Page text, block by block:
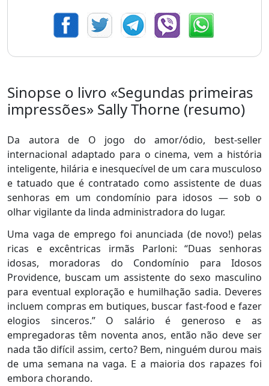
Sinopse o livro «Segundas primeiras
impressões» Sally Thorne (resumo)
Da autora de O jogo do amor/ódio, best-seller
internacional adaptado para o cinema, vem a história
inteligente, hilária e inesquecível de um cara musculoso
e tatuado que é contratado como assistente de duas
senhoras em um condomínio para idosos ― sob o
olhar vigilante da linda administradora do lugar.
Uma vaga de emprego foi anunciada (de novo!) pelas
ricas e excêntricas irmãs Parloni: “Duas senhoras
idosas, moradoras do Condomínio para Idosos
Providence, buscam um assistente do sexo masculino
para eventual exploração e humilhação sadia. Deveres
incluem compras em butiques, buscar fast-food e fazer
elogios sinceros.” O salário é generoso e as
empregadoras têm noventa anos, então não deve ser
nada tão difícil assim, certo? Bem, ninguém durou mais
de uma semana na vaga. E a maioria dos rapazes foi
embora chorando.